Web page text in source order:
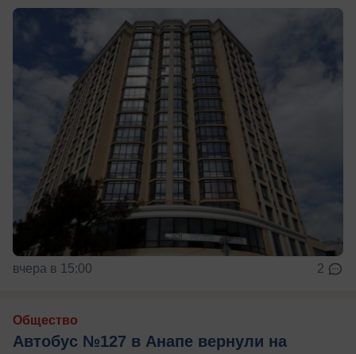
вчера в 15:00 2
Общество
Автобус №127 в Анапе вернули на